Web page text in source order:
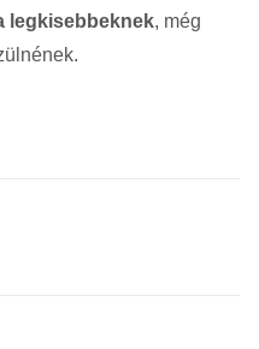
legkisebbeknek, még